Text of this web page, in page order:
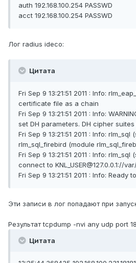
auth 192.168.100.254 PASSWD
acct 192.168.100.254 PASSWD
Лог radius ideco:
Цитата
Fri Sep 9 13:21:51 2011 : Info:
certificate file as a chain
Fri Sep 9 13:21:51 2011 : Info:
set DH parameters. DH cipher
Fri Sep 9 13:21:51 2011 : Info: rlm_sql
rlm_sql_firebird (module
Fri Sep 9 13:21:51 2011 : Info: rlm_sql
connect to KNL_USER@127.0.0.1://
Fri Sep 9 13:21:51 2011 : Info: Ready
Эти записи в лог попадают при
Результат tcpdump -nvi any udp port
Цитата